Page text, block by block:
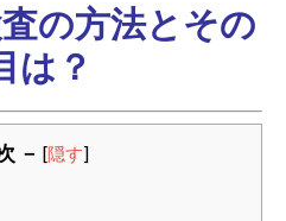
の方法とその
は？
－ [隠す]